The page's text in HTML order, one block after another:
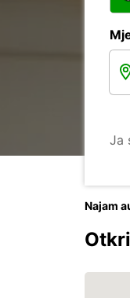
Ja
Najam